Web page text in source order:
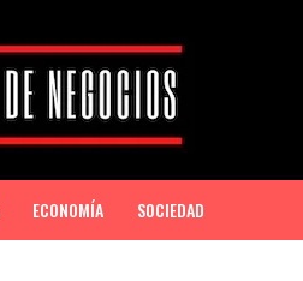
ECONOMÍA SOCIEDAD